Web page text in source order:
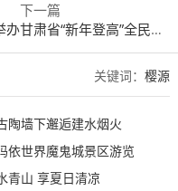
下一篇
省“新年登高”全民健身主题活动
关键词： 樱源
陶墙下邂逅建水烟火
依世界魔鬼城景区游览
青山 享夏日清凉